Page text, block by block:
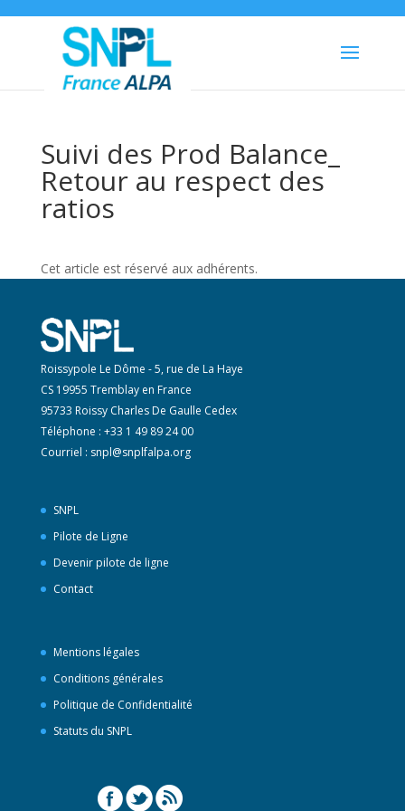
Suivi des Prod Balance_
Retour au respect des
ratios
Cet article est réservé aux adhérents.
Roissypole Le Dôme - 5, rue de La Haye
CS 19955 Tremblay en France
95733 Roissy Charles De Gaulle Cedex
Téléphone : +33 1 49 89 24 00
Courriel : snpl@snplfalpa.org
SNPL
Pilote de Ligne
Devenir pilote de ligne
Contact
Mentions légales
Conditions générales
Politique de Confidentialité
Statuts du SNPL